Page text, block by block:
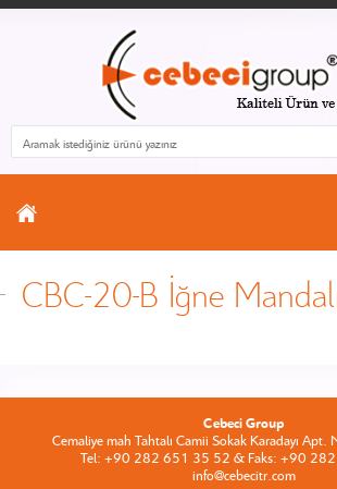
CBC-20-B İğne
Cebeci Group
Cemaliye mah Tahtalı Camii Sokak Karadayı
Tel: +90 282 651 35 52 & Faks: +90
info@cebecitr.com